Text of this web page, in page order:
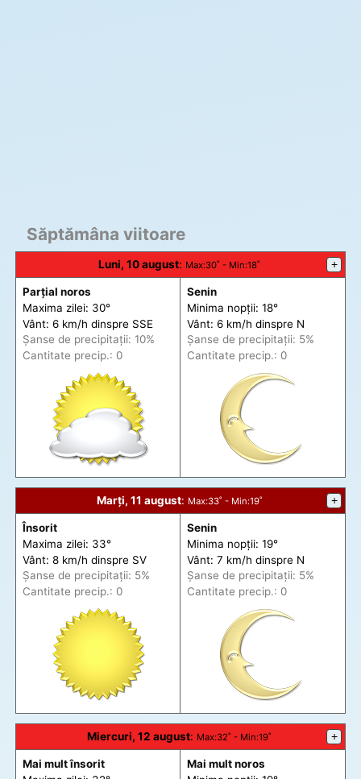
Săptămâna viitoare
Luni, 10 august: Max:30˚ - Min:18˚ +
Parțial noros
Maxima zilei: 30°
Vânt: 6 km/h dinspre SSE
Șanse de precipitații: 10%
Cantitate precip.: 0
Senin
Minima nopții: 18°
Vânt: 6 km/h dinspre N
Șanse de precipitații: 5%
Cantitate precip.: 0
Marți, 11 august: Max:33˚ - Min:19˚ +
Însorit
Maxima zilei: 33°
Vânt: 8 km/h dinspre SV
Șanse de precipitații: 5%
Cantitate precip.: 0
Senin
Minima nopții: 19°
Vânt: 7 km/h dinspre N
Șanse de precipitații: 5%
Cantitate precip.: 0
Miercuri, 12 august: Max:32˚ - Min:19˚ +
Mai mult însorit
Mai mult noros